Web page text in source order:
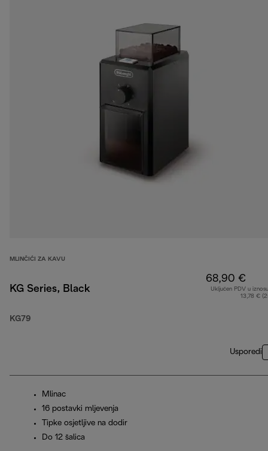
MLINČIĆI ZA KAVU
KG Series, Black
KG79
68,90 €
Uključen PDV u
13,78 €
Usporedi
Mlinac
16 postavki mljevenja
Tipke osjetljive na dodir
Do 12 šalica